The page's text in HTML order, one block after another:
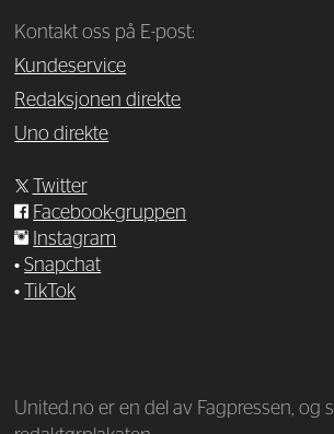
Kontakt oss på E-post:
Kundeservice
Redaksjonen direkte
Uno direkte
Twitter
Facebook-gruppen
Instagram
•Snapchat
•
TikTok
United.no er en del av Fagpressen, og